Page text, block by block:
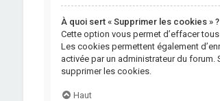
À quoi sert « Supprimer les cookies » ?
Cette option vous permet d’effacer
Les cookies permettent également
activée par un administrateur du
supprimer les cookies.
Haut